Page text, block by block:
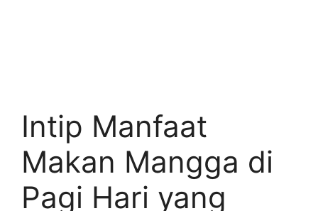
Intip Manfaat
Makan Mangga di
Pagi Hari yang